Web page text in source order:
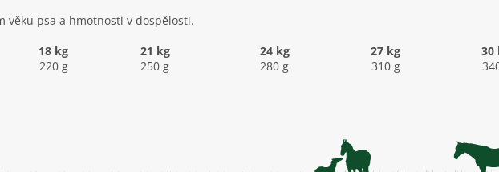
věku psa a hmotnosti v dospělosti.
18 kg 21 kg 24 kg 27 kg
30
220 g 250 g 280 g 310 g